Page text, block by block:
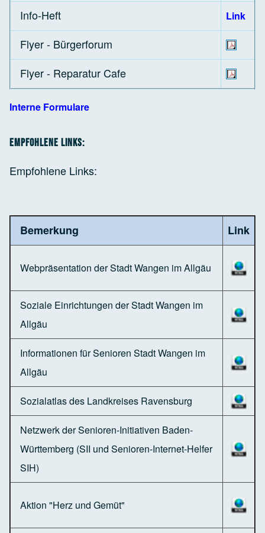
Info-Heft Link
Flyer - Bürgerforum
Flyer - Reparatur Cafe
Interne Formulare
Empfohlene Links:
Empfohlene Links:
Bemerkung Link
Webpräsentation der Stadt Wangen im Allgäu
Soziale Einrichtungen der Stadt Wangen im
Allgäu
Informationen für Senioren Stadt Wangen im
Allgäu
Sozialatlas des Landkreises Ravensburg
Netzwerk der Senioren-Initiativen Baden-
Württemberg (SII und Senioren-Internet-Helfer
SIH)
Aktion "Herz und Gemüt"